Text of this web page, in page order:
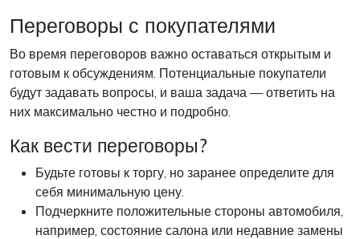
Переговоры с покупателями
Во время переговоров важно оставаться открытым и
готовым к обсуждениям. Потенциальные покупатели
будут задавать вопросы, и ваша задача — ответить на
них максимально честно и подробно.
Как вести переговоры?
Будьте готовы к торгу, но заранее определите для
себя минимальную цену.
Подчеркните положительные стороны автомобиля,
например, состояние салона или недавние замены